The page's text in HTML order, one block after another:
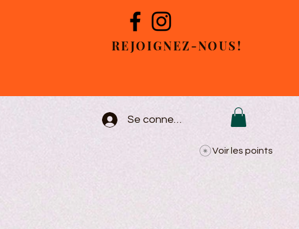
REJOIGNEZ-NOUS!
Se connecter
Voir les points